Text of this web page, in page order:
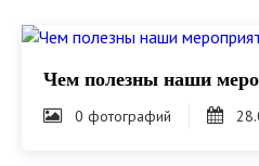
Чем полезны наши
0 фотографий